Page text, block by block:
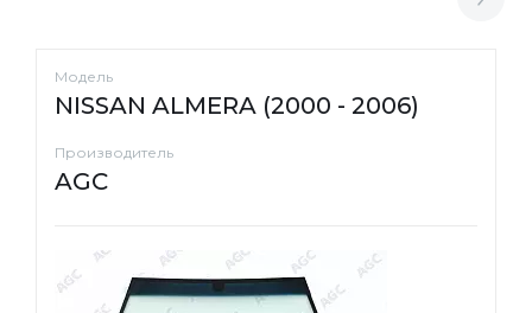
Модель
NISSAN ALMERA (2000 - 2006)
Производитель
AGC